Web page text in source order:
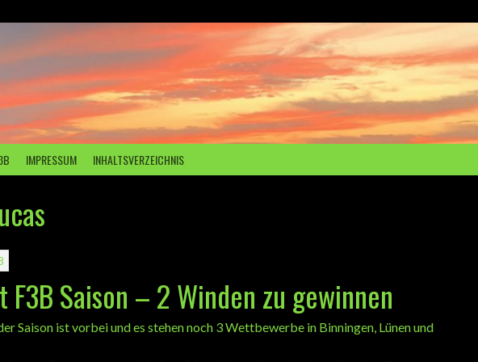
IMPRESSUM INHALTSVERZEICHNIS
F3B Saison – 2 Winden zu gewinnen
Saison ist vorbei und es stehen noch 3 Wettbewerbe in Binningen, Lünen und